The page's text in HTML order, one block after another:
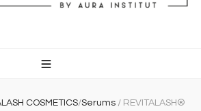
COSMETICS/Serums / REVITALASH®